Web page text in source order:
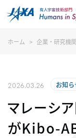
ホーム 企業・研究機
2026.03.26 お知ら
マレーシ
がKibo-